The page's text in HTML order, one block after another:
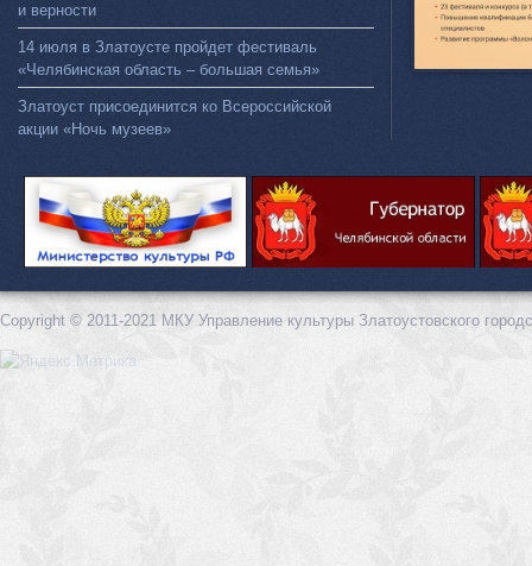
и верности
14 июля в Златоусте пройдет фестиваль
«Челябинская область – большая семья»
Златоуст присоединится ко Всероссийской
акции «Ночь музеев»
Copyright © 2011-2021 МКУ Управление культуры Златоустовского